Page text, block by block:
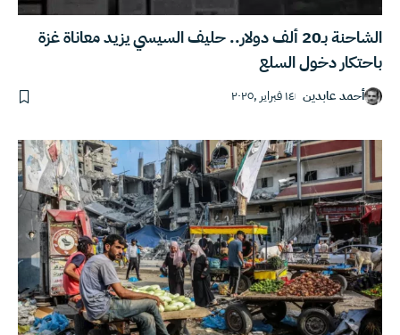
الشاحنة بـ20 ألف دولار.. حليف السيسي يزيد معاناة غزة
باحتكار دخول السلع
أحمد عابدين ١٤ فبراير ,٢٠٢٥